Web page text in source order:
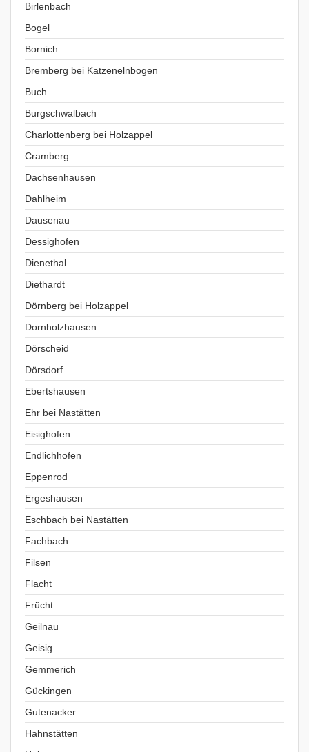
Birlenbach
Bogel
Bornich
Bremberg bei Katzenelnbogen
Buch
Burgschwalbach
Charlottenberg bei Holzappel
Cramberg
Dachsenhausen
Dahlheim
Dausenau
Dessighofen
Dienethal
Diethardt
Dörnberg bei Holzappel
Dornholzhausen
Dörscheid
Dörsdorf
Ebertshausen
Ehr bei Nastätten
Eisighofen
Endlichhofen
Eppenrod
Ergeshausen
Eschbach bei Nastätten
Fachbach
Filsen
Flacht
Frücht
Geilnau
Geisig
Gemmerich
Gückingen
Gutenacker
Hahnstätten